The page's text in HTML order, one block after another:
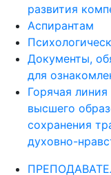
развития
Аспирантам
Документы,
для
Горячая
высшего
сохранения
духовно-